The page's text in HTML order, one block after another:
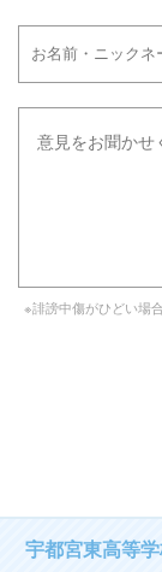
※誹謗中傷がひどい場
宇都宮東高等